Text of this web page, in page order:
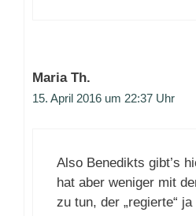
Maria Th.
15. April 2016 um 22:37 Uhr
Also Benedikts gibt’s
hat aber weniger mit
zu tun, der „regierte“